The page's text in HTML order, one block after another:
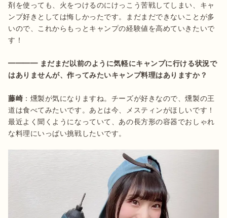
剤を使っても、火をつけるのにけっこう苦戦してしまい、キャ
ンプ好きとしては悔しかったです。まだまだできないことが多
いので、これからもっとキャンプの経験値を高めていきたいで
す！
━━━━ まだまだ以前のように気軽にキャンプに行ける状況で
はありませんが、作ってみたいキャンプ料理はありますか？
藤崎 ：燻製が気になりますね。チーズが好きなので、燻製の王
道は食べてみたいです。あとは今、メスティンがほしいです！
最近よく聞くようになっていて、あの長方形の容器でおしゃれ
な料理にいっぱい挑戦したいです。